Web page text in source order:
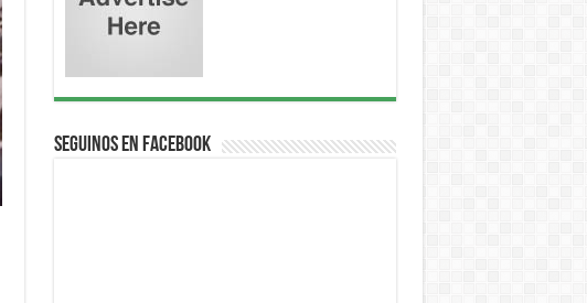
Seguinos en Facebook